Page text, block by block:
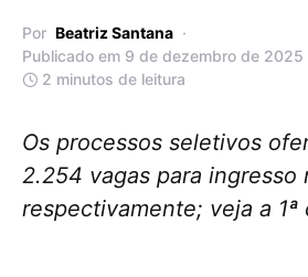
Por Beatriz Santana
Publicado em 9 de dezembro de 2025
2 minutos de leitura
Os processos seletivos
2.254 vagas para ingresso
respectivamente; veja a 1ª